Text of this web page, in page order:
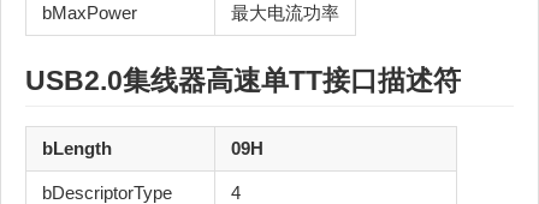
bMaxPower 最大电流功率
USB2.0集线器高速单TT接口描述符
bLength 09H
bDescriptorType 4